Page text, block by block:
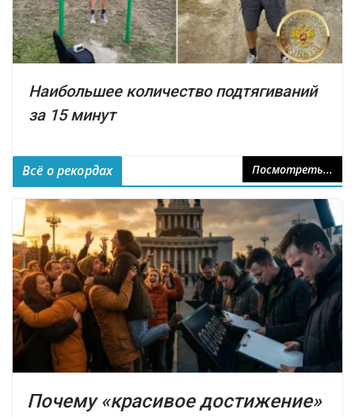
Наибольшее количество подтягиваний
за 15 минут
Всё о рекордах Посмотреть...
Почему «красивое достижение»